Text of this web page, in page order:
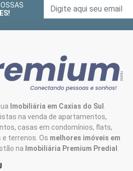
Imobiliária em Caxias do Sul
na venda de apartamentos,
casas em condomínios, flats,
terrenos. Os melhores imóveis em
na Imobiliária Premium Predial